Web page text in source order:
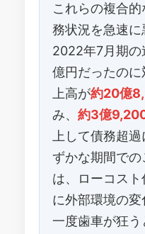
これらの複合
務状況を急速に
2022年7月期
億円だったの
上高が約20億
み、 約3億
上して債務超
ずかな期間で
は、ローコス
に外部環境の
一度歯車が狂